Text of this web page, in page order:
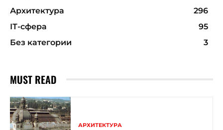
Архитектура
296
ІТ-сфера
95
Без категории
3
MUST READ
АРХИТЕКТУРА